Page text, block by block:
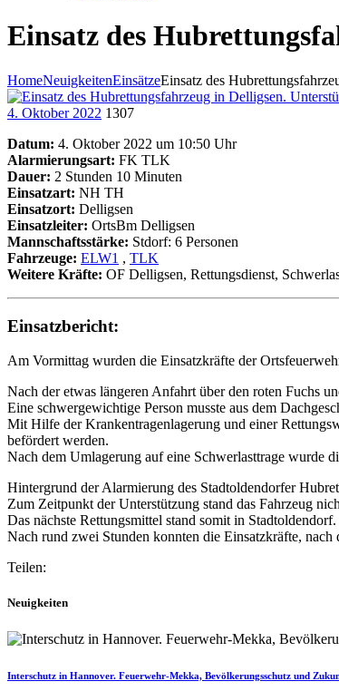
Einsatz des
HomeNeuigkeitenEinsätzeEinsatz des
4. Oktober 2022 1307
Datum: 4. Oktober 2022 um 10:50 Uhr
Alarmierungsart: FK TLK
Dauer: 2 Stunden 10 Minuten
Einsatzart: NH TH
Einsatzort: Delligsen
Einsatzleiter: OrtsBm Delligsen
Mannschaftsstärke: Stdorf: 6 Personen
Fahrzeuge: ELW1 , TLK
Weitere Kräfte: OF Delligsen, Rettungsdienst,
Einsatzbericht:
Am Vormittag wurden die Einsatzkräfte der
Nach der etwas längeren Anfahrt über den roten Fuchs
Eine schwergewichtige Person musste aus dem
Mit Hilfe der Krankentragenlagerung und einer
befördert werden.
Nach dem Umlagerung auf eine Schwerlasttrage wurde
Hintergrund der Alarmierung des Stadtoldendorfer
Zum Zeitpunkt der Unterstützung stand das Fahrzeug
Das nächste Rettungsmittel stand somit in Stadtoldendorf.
Nach rund zwei Stunden konnten die Einsatzkräfte, nach
Teilen:
Neuigkeiten
Interschutz in Hannover. Feuerwehr-Mekka, Bevölkerungsschutz und